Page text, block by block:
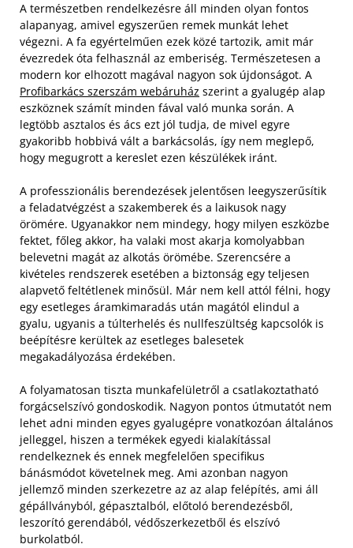
A természetben rendelkezésre áll minden olyan fontos
alapanyag, amivel egyszerűen remek munkát lehet
végezni. A fa egyértelműen ezek közé tartozik, amit már
évezredek óta felhasznál az emberiség. Természetesen a
modern kor elhozott magával nagyon sok újdonságot. A
Profibarkács szerszám webáruház szerint a gyalugép alap
eszköznek számít minden fával való munka során. A
legtöbb asztalos és ács ezt jól tudja, de mivel egyre
gyakoribb hobbivá vált a barkácsolás, így nem meglepő,
hogy megugrott a kereslet ezen készülékek iránt.
A professzionális berendezések jelentősen leegyszerűsítik
a feladatvégzést a szakemberek és a laikusok nagy
örömére. Ugyanakkor nem mindegy, hogy milyen eszközbe
fektet, főleg akkor, ha valaki most akarja komolyabban
belevetni magát az alkotás örömébe. Szerencsére a
kivételes rendszerek esetében a biztonság egy teljesen
alapvető feltétlenek minősül. Már nem kell attól félni, hogy
egy esetleges áramkimaradás után magától elindul a
gyalu, ugyanis a túlterhelés és nullfeszültség kapcsolók is
beépítésre kerültek az esetleges balesetek
megakadályozása érdekében.
A folyamatosan tiszta munkafelületről a csatlakoztatható
forgácselszívó gondoskodik. Nagyon pontos útmutatót nem
lehet adni minden egyes gyalugépre vonatkozóan általános
jelleggel, hiszen a termékek egyedi kialakítással
rendelkeznek és ennek megfelelően specifikus
bánásmódot követelnek meg. Ami azonban nagyon
jellemző minden szerkezetre az az alap felépítés, ami áll
gépállványból, gépasztalból, előtoló berendezésből,
leszorító gerendából, védőszerkezetből és elszívó
burkolatból.